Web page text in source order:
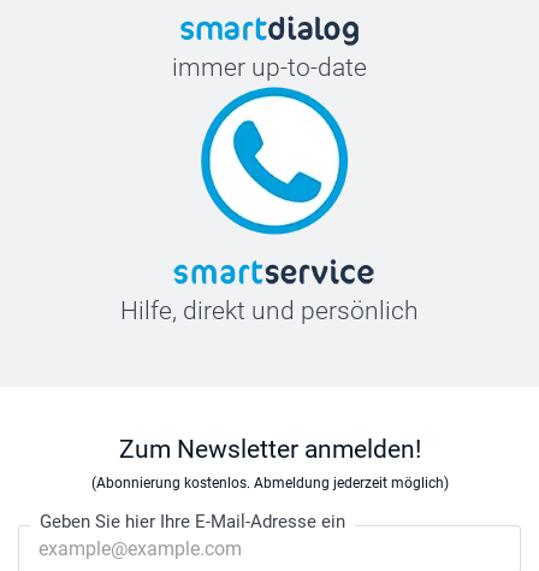
immer up-to-date
Hilfe, direkt und persönlich
Zum Newsletter anmelden!
(Abonnierung kostenlos. Abmeldung jederzeit möglich)
Geben Sie hier Ihre E-Mail-Adresse ein